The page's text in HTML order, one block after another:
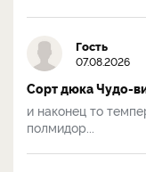
Гость
07.08.2026
Сорт дюка Чудо-
и наконец то
полмидор...